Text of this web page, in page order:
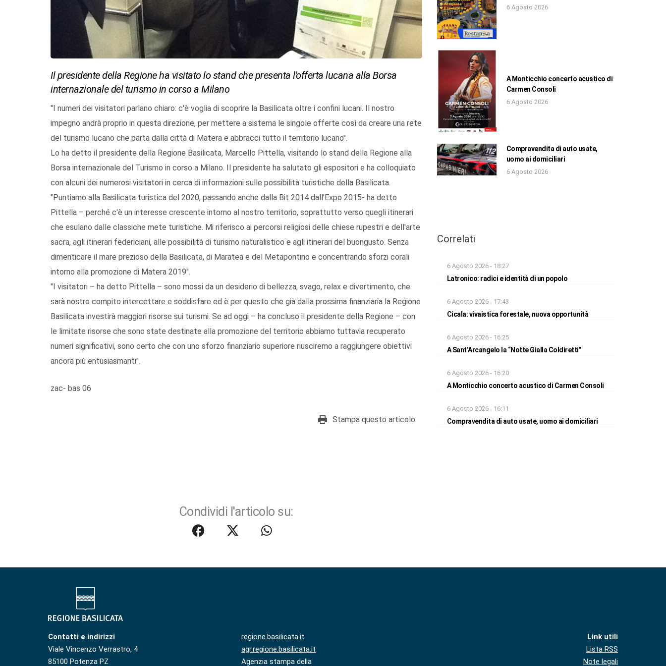
Il presidente della Regione ha visitato lo stand che presenta l'offerta lucana alla Borsa
internazionale del turismo in corso a Milano
"I numeri dei visitatori parlano chiaro: c'è voglia di scoprire la Basilicata oltre i confini lucani. Il nostro
impegno andrà proprio in questa direzione, per mettere a sistema le singole offerte così da creare una rete
del turismo lucano che parta dalla città di Matera e abbracci tutto il territorio lucano".
Lo ha detto il presidente della Regione Basilicata, Marcello Pittella, visitando lo stand della Regione alla
Borsa internazionale del Turismo in corso a Milano. Il presidente ha salutato gli espositori e ha colloquiato
con alcuni dei numerosi visitatori in cerca di informazioni sulle possibilità turistiche della Basilicata.
"Puntiamo alla Basilicata turistica del 2020, passando anche dalla Bit 2014 dall’Expo 2015- ha detto
Pittella – perché c'è un interesse crescente intorno al nostro territorio, soprattutto verso quegli itinerari
che esulano dalle classiche mete turistiche. Mi riferisco ai percorsi religiosi delle chiese rupestri e dell'arte
sacra, agli itinerari federiciani, alle possibilità di turismo naturalistico e agli itinerari del buongusto. Senza
dimenticare il mare prezioso della Basilicata, di Maratea e del Metapontino e concentrando sforzi corali
intorno alla promozione di Matera 2019".
"I visitatori – ha detto Pittella – sono mossi da un desiderio di bellezza, svago, relax e divertimento, che
sarà nostro compito intercettare e soddisfare ed è per questo che già dalla prossima finanziaria la Regione
Basilicata investirà maggiori risorse sui turismi. Se ad oggi – ha concluso il presidente della Regione – con
le limitate risorse che sono state destinate alla promozione del territorio abbiamo tuttavia recuperato
numeri significativi, sono certo che con uno sforzo finanziario superiore riusciremo a raggiungere obiettivi
ancora più entusiasmanti".
zac- bas 06
Stampa questo articolo
Condividi l'articolo su:
6 Agosto 2026
A Monticchio concerto acustico di
Carmen Consoli
6 Agosto 2026
Compravendita di auto usate,
uomo ai domiciliari
6 Agosto 2026
Correlati
6 Agosto 2026 - 18:27
Latronico: radici e identità di un popolo
6 Agosto 2026 - 17:43
Cicala: vivaistica forestale, nuova opportunità
6 Agosto 2026 - 16:25
A Sant’Arcangelo la “Notte Gialla Coldiretti”
6 Agosto 2026 - 16:20
A Monticchio concerto acustico di Carmen Consoli
6 Agosto 2026 - 16:11
Compravendita di auto usate, uomo ai domiciliari
Contatti e indirizzi
Viale Vincenzo Verrastro, 4
85100 Potenza PZ
regione.basilicata.it
agr.regione.basilicata.it
Agenzia stampa della
Link utili
Lista RSS
Note legali